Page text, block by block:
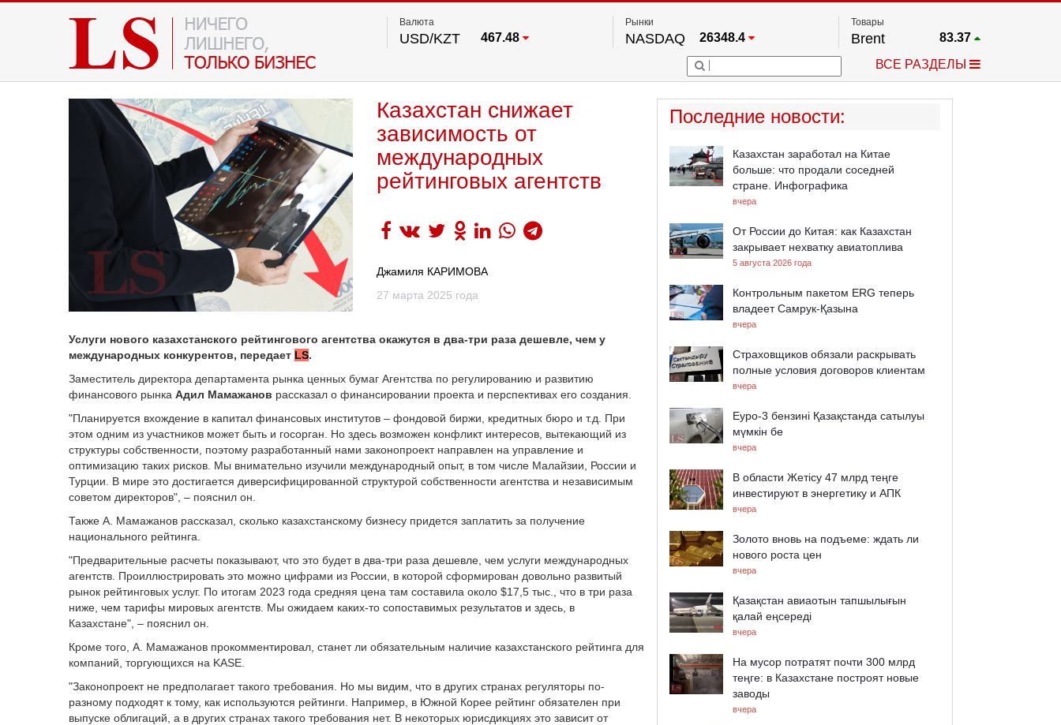
Валюта
USD/KZT 467.48
Рынки
NASDAQ 26348.4
FTSE 100 67.17
53885.1
S&P 500
24484.1
Товары
Brent 83.37
Платина
2.624
ВСЕ РАЗДЕЛЫ
Казахстан снижает
зависимость от
международных
рейтинговых агентств
Джамиля КАРИМОВА
27 марта 2025 года
Услуги нового казахстанского рейтингового агентства окажутся в два-три раза дешевле, чем у
международных конкурентов, передает LS.
Заместитель директора департамента рынка ценных бумаг Агентства по регулированию и развитию
финансового рынка Адил Мамажанов рассказал о финансировании проекта и перспективах его создания.
"Планируется вхождение в капитал финансовых институтов – фондовой биржи, кредитных бюро и т.д. При
этом одним из участников может быть и госорган. Но здесь возможен конфликт интересов, вытекающий из
структуры собственности, поэтому разработанный нами законопроект направлен на управление и
оптимизацию таких рисков. Мы внимательно изучили международный опыт, в том числе Малайзии, России и
Турции. В мире это достигается диверсифицированной структурой собственности агентства и независимым
советом директоров", – пояснил он.
Также А. Мамажанов рассказал, сколько казахстанскому бизнесу придется заплатить за получение
национального рейтинга.
"Предварительные расчеты показывают, что это будет в два-три раза дешевле, чем услуги международных
агентств. Проиллюстрировать это можно цифрами из России, в которой сформирован довольно развитый
рынок рейтинговых услуг. По итогам 2023 года средняя цена там составила около $17,5 тыс., что в три раза
ниже, чем тарифы мировых агентств. Мы ожидаем каких-то сопоставимых результатов и здесь, в
Казахстане", – пояснил он.
Кроме того, А. Мамажанов прокомментировал, станет ли обязательным наличие казахстанского рейтинга для
компаний, торгующихся на KASE.
"Законопроект не предполагает такого требования. Но мы видим, что в других странах регуляторы по-
разному подходят к тому, как используются рейтинги. Например, в Южной Корее рейтинг обязателен при
выпуске облигаций, а в других странах такого требования нет. В некоторых юрисдикциях это зависит от
Последние новости:
Казахстан заработал на Китае
больше: что продали соседней
стране. Инфографика
вчера
От России до Китая: как Казахстан
закрывает нехватку авиатоплива
5 августа 2026 года
Контрольным пакетом ERG теперь
владеет Самрук-Қазына
вчера
Страховщиков обязали раскрывать
полные условия договоров клиентам
вчера
Еуро-3 бензині Қазақстанда сатылуы
мүмкін бе
вчера
В области Жетісу 47 млрд теңге
инвестируют в энергетику и АПК
вчера
Золото вновь на подъеме: ждать ли
нового роста цен
вчера
Қазақстан авиаотын тапшылығын
қалай еңсереді
вчера
На мусор потратят почти 300 млрд
теңге: в Казахстане построят новые
заводы
вчера